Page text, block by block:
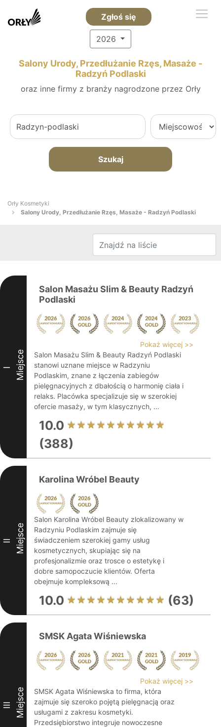
Zgłoś się
2026
Salony Urody, Przedłużanie Rzęs, Masaże -
Radzyń Podlaski
oraz inne firmy z branży nagrodzone przez Orły
Szukaj
Orły Kosmetyki
Salony Urody, Przedłużanie Rzęs, Masaże - Radzyń Podlaski
I Miejsce
Salon Masażu Slim & Beauty Radzyń
Podlaski
Pokaż więcej >>
Salon Masażu Slim & Beauty Radzyń Podlaski
stanowi uznane miejsce w Radzyniu
Podlaskim, znane z łączenia zabiegów
pielęgnacyjnych z dbałością o harmonię ciała i
relaks. Placówka specjalizuje się w szerokiej
ofercie masaży, w tym klasycznych, ...
10.0
(388)
II Miejsce
Karolina Wróbel Beauty
Salon Karolina Wróbel Beauty zlokalizowany w
Radzyniu Podlaskim zajmuje się
świadczeniem szerokiej gamy usług
kosmetycznych, skupiając się na
profesjonalizmie oraz trosce o estetykę i
dobre samopoczucie klientów. Oferta
obejmuje kompleksową ...
10.0 (63)
III Miejsce
SMSK Agata Wiśniewska
Pokaż więcej >>
SMSK Agata Wiśniewska to firma, która
zajmuje się szeroko pojętą pielęgnacją oraz
usługami z zakresu kosmetyki.
Przedsiębiorstwo integruje nowoczesne